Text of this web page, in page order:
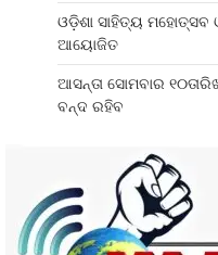
ଓଡ଼ିଶା ସାହିତ୍ୟ ମହୋତ୍ସବ
ଆୟୋଜିତ
ଆସନ୍ତା ସୋମବାର
ବନ୍ଦ ରହିବ